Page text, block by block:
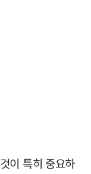
이 특히 중요하